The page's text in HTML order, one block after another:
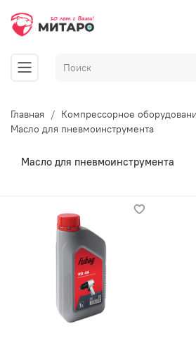
Главная Компрессорное
Масло для пневмоинструмента
Масло для пневмоинструмента